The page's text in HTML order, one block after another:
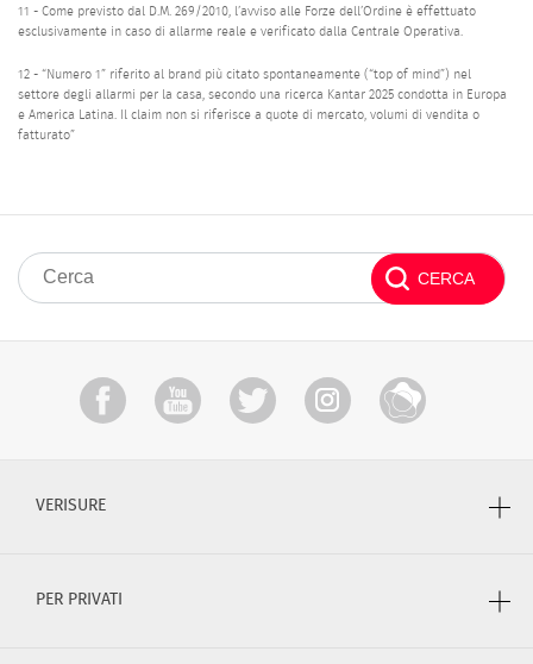
11 - Come previsto dal D.M. 269/2010, l’avviso alle Forze dell’Ordine è effettuato
esclusivamente in caso di allarme reale e verificato dalla Centrale Operativa.
12 - “Numero 1” riferito al brand più citato spontaneamente (“top of mind”) nel
settore degli allarmi per la casa, secondo una ricerca Kantar 2025 condotta in Europa
e America Latina. Il claim non si riferisce a quote di mercato, volumi di vendita o
fatturato”
VERISURE
PER PRIVATI